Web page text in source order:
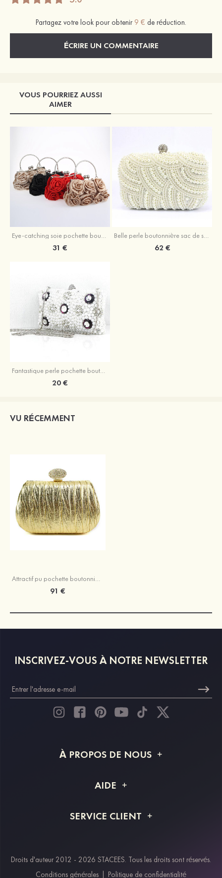
Partagez votre look pour obtenir 9 € de réduction.
ÉCRIRE UN COMMENTAIRE
VOUS POURRIEZ AUSSI
AIMER
Eye-catching soie pochette bourse de mariée avec fleur
31 €
Belle perle boutonnière sac de soirée
62 €
Fantastique perle pochette boutonnière avec strass
20 €
VU RÉCEMMENT
Attractif pu pochette boutonnière avec paillettes
91 €
INSCRIVEZ-VOUS À NOTRE NEWSLETTER
À PROPOS DE NOUS
Livraison
AIDE
Retour et remboursement
SERVICE CLIENT
Modes de paiement
Droits d'auteur 2012 - 2026 STACEES. Tous les droits sont réservés.
Conditions générales
Politique de confidentialité